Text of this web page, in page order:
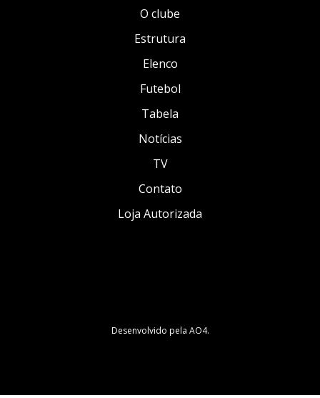
O clube
Estrutura
Elenco
Futebol
Tabela
Notícias
TV
Contato
Loja Autorizada
Desenvolvido pela AO4.